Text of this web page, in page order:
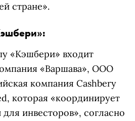
стране».
«Кэшбери» входит
«Варшава», ООО
компания Cashbery
которая «координирует
инвесторов», согласно